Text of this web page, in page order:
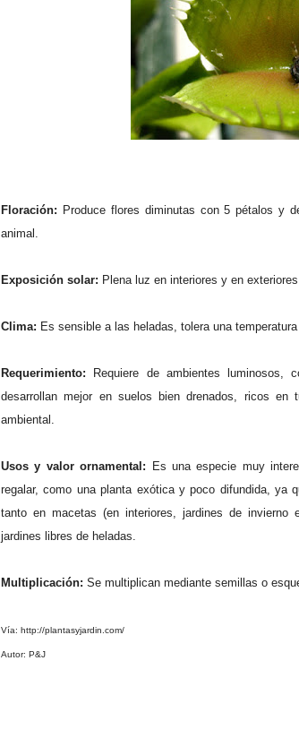
Floración: Produce flores diminutas con 5 pétalos y
animal.
Exposición solar: Plena luz en interiores y en
Clima: Es sensible a las heladas, tolera una
Requerimiento: Requiere de ambientes luminosos,
desarrollan mejor en suelos bien drenados, ricos
ambiental.
Usos y valor ornamental: Es una especie muy
regalar, como una planta exótica y poco difundida, ya
tanto en macetas (en interiores, jardines de invierno
jardines libres de heladas.
Multiplicación: Se multiplican mediante semillas o
Vía: http://plantasyjardin.com/
Autor: P&J